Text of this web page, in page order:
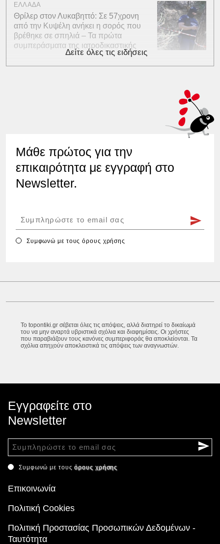
ΕΛΛΑΔΑ
Θρίλερ στον Λυκαβηττό: Σε 57χρονη
από την Κυψέλη ανήκει η σορός που
βρέθηκε σε σπηλιά – Τα πρώτα
συμπεράσματα της ιατροδικαστικής
Δείτε όλες τις ειδήσεις
Μάθε πρώτος για την
επικαιρότητα με εγγραφή στο
Newsletter.
Συμφωνώ με τουςόρους χρήσης
Το topontiki.gr σέβεται όλες τις απόψεις, αλλά διατηρεί το δικαίωμά
του να μην αναρτά υβριστικά σχόλια και διαφημίσεις. Οι χρήστες
που παραβιάζουν τους κανόνες συμπεριφοράς θα αποκλείονται. Τα
σχόλια απηχούν αποκλειστικά τις απόψεις των αναγνωστών.
Εγγραφείτε στο
Newsletter
Συμφωνώ με τουςόρους χρήσης
Επικοινωνία
Πολιτική Cookies
Πολιτική Προστασίας Προσωπικών Δεδομένων -
Ταυτότητα